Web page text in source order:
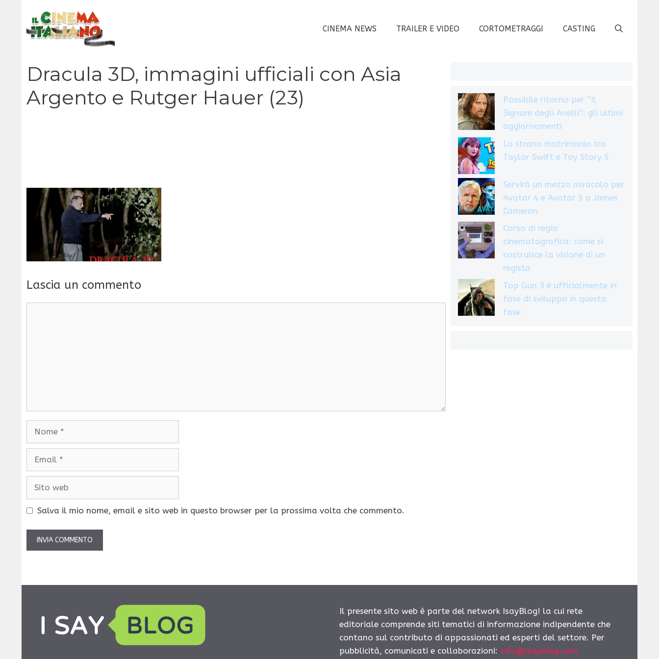
contenuto
CINEMA NEWS TRAILER E VIDEO CORTOMETRAGGI CASTING
Dracula 3D, immagini ufficiali con Asia
Argento e Rutger Hauer (23)
Lascia un commento
Salva il mio nome, email e sito web in questo browser per la prossima volta che commento.
Possibile ritorno per “Il
Signore degli Anelli”: gli ultimi
aggiornamenti
Lo strano matrimonio tra
Taylor Swift e Toy Story 5
Servirà un mezzo miracolo per
Avatar 4 e Avatar 5 a James
Cameron
Corso di regia
cinematografica: come si
costruisce la visione di un
regista
Top Gun 3 è ufficialmente in
fase di sviluppo in questa
fase
Il presente sito web è parte del network IsayBlog! la cui rete
editoriale comprende siti tematici di informazione indipendente che
contano sul contributo di appassionati ed esperti del settore. Per
pubblicità, comunicati e collaborazioni: info@isayblog.com